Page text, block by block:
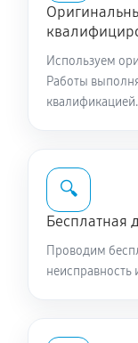
Используем
Работы
квалификацией.
🔍
Бесплатная
Проводим
неисправность